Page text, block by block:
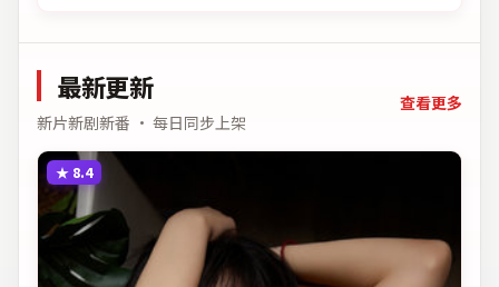
最新更新
新片新剧新番 · 每日同步上架
查看更多
★ 8.4